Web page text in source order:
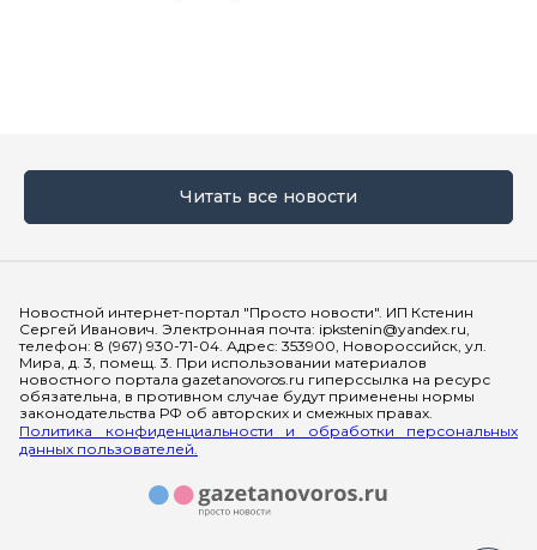
Читать все новости
Новостной интернет-портал "Просто новости". ИП Кстенин
Сергей Иванович. Электронная почта: ipkstenin@yandex.ru,
телефон: 8 (967) 930-71-04. Адрес: 353900, Новороссийск, ул.
Мира, д. 3, помещ. 3. При использовании материалов
новостного портала gazetanovoros.ru гиперссылка на ресурс
обязательна, в противном случае будут применены нормы
законодательства РФ об авторских и смежных правах.
Политика конфиденциальности и обработки персональных
данных пользователей.